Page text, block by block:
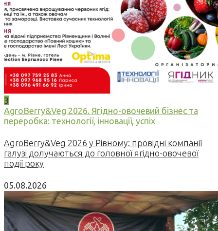
3
AgroBerry&Veg 2026. Ягідно-овочевий бізнес та
переробка: технології, інновації, успіх
AgroBerry&Veg 2026 у Рівному: провідні компанії
галузі долучаються до головної ягідно-овочевої
події року
05.08.2026